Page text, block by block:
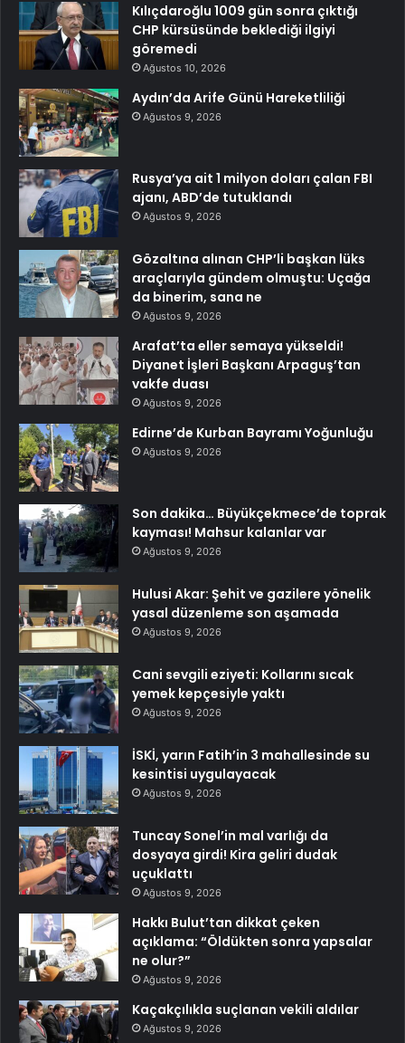
Kılıçdaroğlu 1009 gün sonra çıktığı
CHP kürsüsünde beklediği ilgiyi
göremedi
Ağustos 10, 2026
Aydın’da Arife Günü Hareketliliği
Ağustos 9, 2026
Rusya’ya ait 1 milyon doları çalan FBI
ajanı, ABD’de tutuklandı
Ağustos 9, 2026
Gözaltına alınan CHP’li başkan lüks
araçlarıyla gündem olmuştu: Uçağa
da binerim, sana ne
Ağustos 9, 2026
Arafat’ta eller semaya yükseldi!
Diyanet İşleri Başkanı Arpaguş’tan
vakfe duası
Ağustos 9, 2026
Edirne’de Kurban Bayramı Yoğunluğu
Ağustos 9, 2026
Son dakika… Büyükçekmece’de toprak
kayması! Mahsur kalanlar var
Ağustos 9, 2026
Hulusi Akar: Şehit ve gazilere yönelik
yasal düzenleme son aşamada
Ağustos 9, 2026
Cani sevgili eziyeti: Kollarını sıcak
yemek kepçesiyle yaktı
Ağustos 9, 2026
İSKİ, yarın Fatih’in 3 mahallesinde su
kesintisi uygulayacak
Ağustos 9, 2026
Tuncay Sonel’in mal varlığı da
dosyaya girdi! Kira geliri dudak
uçuklattı
Ağustos 9, 2026
Hakkı Bulut’tan dikkat çeken
açıklama: “Öldükten sonra yapsalar
ne olur?”
Ağustos 9, 2026
Kaçakçılıkla suçlanan vekili aldılar
Ağustos 9, 2026